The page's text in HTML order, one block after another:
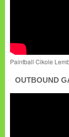
Paintball Cikole
OUTBOUND